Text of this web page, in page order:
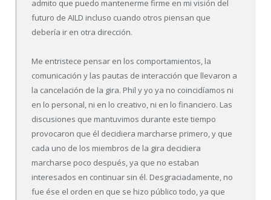
admito que puedo mantenerme firme en mi visión del
futuro de AILD incluso cuando otros piensan que
debería ir en otra dirección.
Me entristece pensar en los comportamientos, la
comunicación y las pautas de interacción que llevaron a
la cancelación de la gira. Phil y yo ya no coincidíamos ni
en lo personal, ni en lo creativo, ni en lo financiero. Las
discusiones que mantuvimos durante este tiempo
provocaron que él decidiera marcharse primero, y que
cada uno de los miembros de la gira decidiera
marcharse poco después, ya que no estaban
interesados en continuar sin él. Desgraciadamente, no
fue ése el orden en que se hizo público todo, ya que